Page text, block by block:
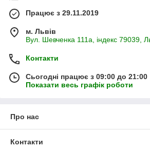
Працює з 29.11.2019
м. Львів
Вул. Шевченка 111а, індекс 79039,
Контакти
Сьогодні працює з 09:00 до 21:00
Показати весь графік роботи
Про нас
Контакти